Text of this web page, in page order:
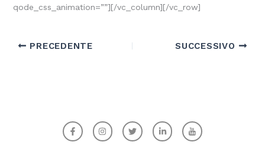
qode_css_animation=””][/vc_column][/vc_row]
PRECEDENTE SUCCESSIVO
F
a
c
I
n
s
T
w
i
L
i
n
I
c
o